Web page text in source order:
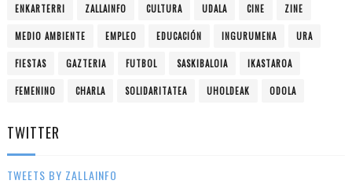
ENKARTERRI ZALLAINFO CULTURA UDALA CINE ZINE
MEDIO AMBIENTE EMPLEO EDUCACIÓN INGURUMENA URA
FIESTAS GAZTERIA FUTBOL SASKIBALOIA IKASTAROA
FEMENINO CHARLA SOLIDARITATEA UHOLDEAK ODOLA
TWITTER
TWEETS BY ZALLAINFO